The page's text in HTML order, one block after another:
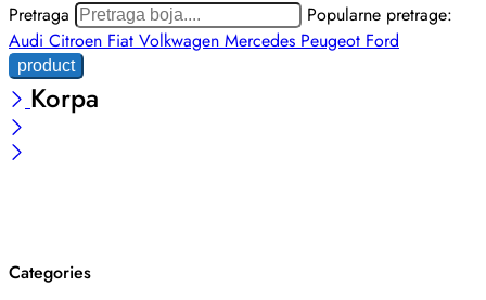
Pretraga
Popularne pretrage:
Audi Citroen Fiat Volkwagen Mercedes Peugeot Ford
Korpa
Categories